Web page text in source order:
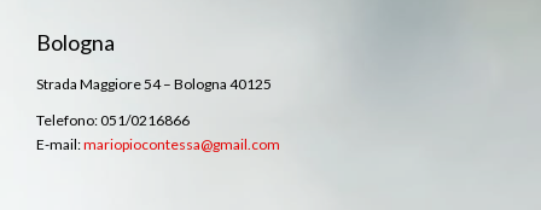
Bologna
Strada Maggiore 54 – Bologna 40125
Telefono: 051/0216866
E-mail:mariopiocontessa@gmail.com